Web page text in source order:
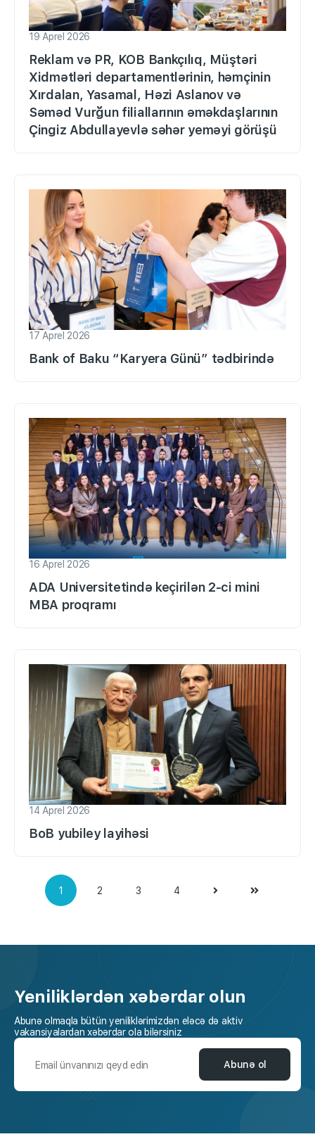
19 Aprel 2026
Reklam və PR, KOB Bankçılıq, Müştəri
Xidmətləri departamentlərinin, həmçinin
Xırdalan, Yasamal, Həzi Aslanov və
Səməd Vurğun filiallarının əməkdaşlarının
Çingiz Abdullayevlə səhər yeməyi görüşü
17 Aprel 2026
Bank of Baku “Karyera Günü” tədbirində
16 Aprel 2026
ADA Universitetində keçirilən 2-ci mini
MBA proqramı
14 Aprel 2026
BoB yubiley layihəsi
1 2 3 4
Yeniliklərdən xəbərdar olun
Abunə olmaqla bütün yeniliklərimizdən eləcə də aktiv
vakansiyalardan xəbərdar ola bilərsiniz
Abunə ol